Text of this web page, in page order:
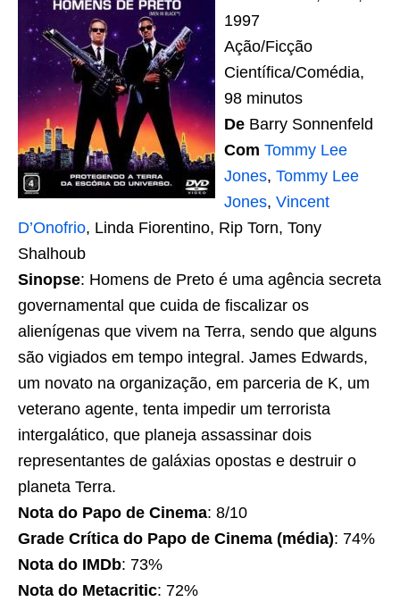
1997
Ação/Ficção
Científica/Comédia,
98 minutos
De Barry Sonnenfeld
Com Tommy Lee
Jones, Tommy Lee
Jones, Vincent
D’Onofrio, Linda Fiorentino, Rip Torn, Tony
Shalhoub
Sinopse: Homens de Preto é uma agência secreta
governamental que cuida de fiscalizar os
alienígenas que vivem na Terra, sendo que alguns
são vigiados em tempo integral. James Edwards,
um novato na organização, em parceria de K, um
veterano agente, tenta impedir um terrorista
intergalático, que planeja assassinar dois
representantes de galáxias opostas e destruir o
planeta Terra.
Nota do Papo de Cinema: 8/10
Grade Crítica do Papo de Cinema (média): 74%
Nota do IMDb: 73%
Nota do Metacritic: 72%